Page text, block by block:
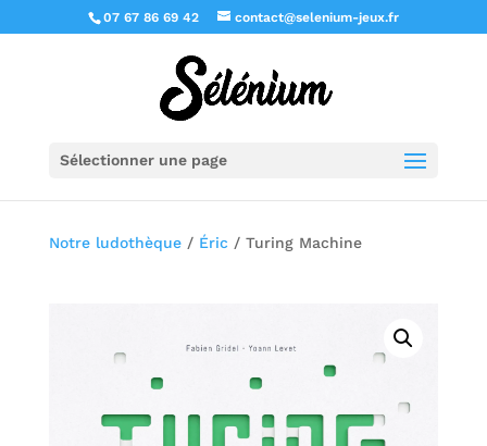
07 67 86 69 42 contact@selenium-jeux.fr
Sélectionner une page
Notre ludothèque/ Éric / Turing Machine